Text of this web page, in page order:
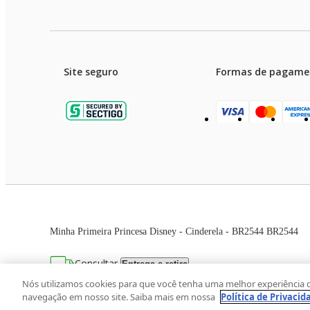
Minha Primeira Princesa Disney - Cinderela - BR2544 BR2544
Consultar Entrega e retira
Site seguro Formas de
Preços e condições de
As imagens dos produtos são meramente
Avenida Zaki Narchi, nº 1650, sobreloja,
Nós utilizamos cookies para que você tenha uma melhor experiência
navegação em nosso site. Saiba mais em nossa Política de